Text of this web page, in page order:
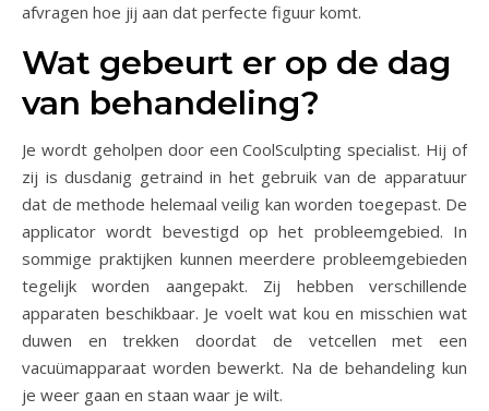
afvragen hoe jij aan dat perfecte figuur komt.
Wat gebeurt er op de dag
van behandeling?
Je wordt geholpen door een CoolSculpting specialist. Hij of
zij is dusdanig getraind in het gebruik van de apparatuur
dat de methode helemaal veilig kan worden toegepast. De
applicator wordt bevestigd op het probleemgebied. In
sommige praktijken kunnen meerdere probleemgebieden
tegelijk worden aangepakt. Zij hebben verschillende
apparaten beschikbaar. Je voelt wat kou en misschien wat
duwen en trekken doordat de vetcellen met een
vacuümapparaat worden bewerkt. Na de behandeling kun
je weer gaan en staan waar je wilt.